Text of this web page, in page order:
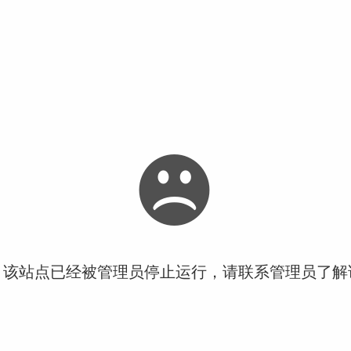
站点已经被管理员停止运行，请联系管理员了